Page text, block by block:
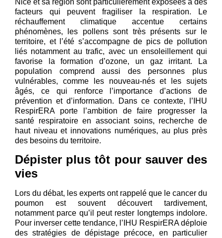
Nice et sa région sont particulièrement exposées à des
facteurs qui peuvent fragiliser la respiration. Le
réchauffement climatique accentue certains
phénomènes, les pollens sont très présents sur le
territoire, et l’été s’accompagne de pics de pollution
liés notamment au trafic, avec un ensoleillement qui
favorise la formation d’ozone, un gaz irritant. La
population comprend aussi des personnes plus
vulnérables, comme les nouveau-nés et les sujets
âgés, ce qui renforce l’importance d’actions de
prévention et d’information. Dans ce contexte, l’IHU
RespirERA porte l’ambition de faire progresser la
santé respiratoire en associant soins, recherche de
haut niveau et innovations numériques, au plus près
des besoins du territoire.
Dépister plus tôt pour sauver des
vies
Lors du débat, les experts ont rappelé que le cancer du
poumon est souvent découvert tardivement,
notamment parce qu’il peut rester longtemps indolore.
Pour inverser cette tendance, l’IHU RespirERA déploie
des stratégies de dépistage précoce, en particulier